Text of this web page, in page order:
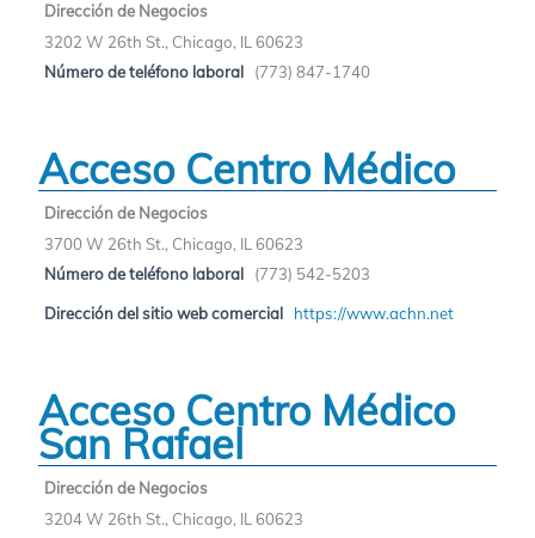
Dirección de Negocios
3202 W 26th St., Chicago, IL 60623
Número de teléfono laboral
(773) 847-1740
Acceso Centro Médico
Dirección de Negocios
3700 W 26th St., Chicago, IL 60623
Número de teléfono laboral
(773) 542-5203
Dirección del sitio web comercial https://www.achn.net
Acceso Centro Médico
San Rafael
Dirección de Negocios
3204 W 26th St., Chicago, IL 60623